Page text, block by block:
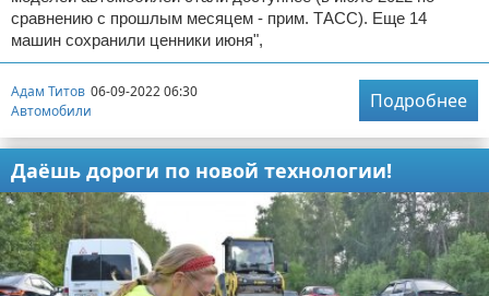
сравнению с прошлым месяцем - прим. ТАСС). Еще 14
машин сохранили ценники июня",
Адам Титов 06-09-2022 06:30
Автомобили
Подробнее
Даёшь дороги по новой технологии!